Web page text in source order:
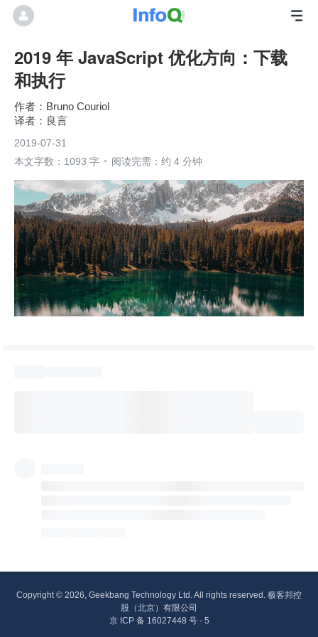
2019 年 JavaScript 优化方向：下载
和执行
Bruno Couriol
良言
2019-07-31
本文字数：1093 字
阅读完需：约 4 分钟
Copyright © 2026, Geekbang Technology Ltd. All rights reserved. 极客邦控
股（北京）有限公司
京 ICP 备 16027448 号 - 5